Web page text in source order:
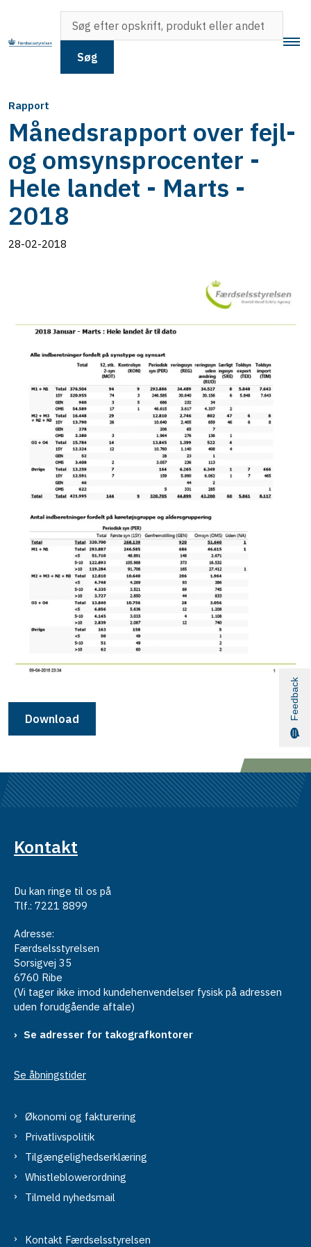
Søg
Rapport
Månedsrapport over fejl-
og omsynsprocenter -
Hele landet - Marts -
2018
28-02-2018
Download
Kontakt
Du kan ringe til os på
Tlf.: 7221 8899
Adresse:
Færdselsstyrelsen
Sorsigvej 35
6760 Ribe
(Vi tager ikke imod kundehenvendelser fysisk på adressen
uden forudgående aftale)
Se adresser for takografkontorer
Se åbningstider
Økonomi og fakturering
Privatlivspolitik
Tilgængelighedserklæring
Whistleblowerordning
Tilmeld nyhedsmail
Kontakt Færdselsstyrelsen
Feedback